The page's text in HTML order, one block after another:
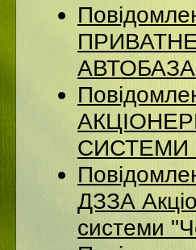
СИСТЕМИ
ДЗЗА
системи